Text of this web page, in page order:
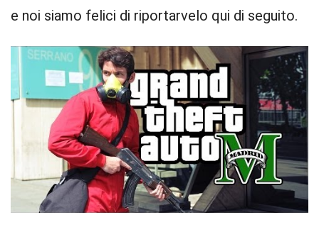
e noi siamo felici di riportarvelo qui di seguito.